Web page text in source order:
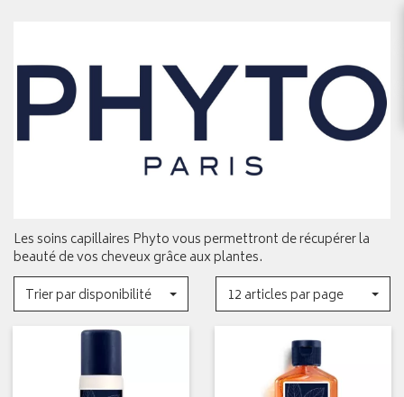
Les soins capillaires Phyto vous permettront de récupérer la
beauté de vos cheveux grâce aux plantes.
Trier par disponibilité
12 articles par page